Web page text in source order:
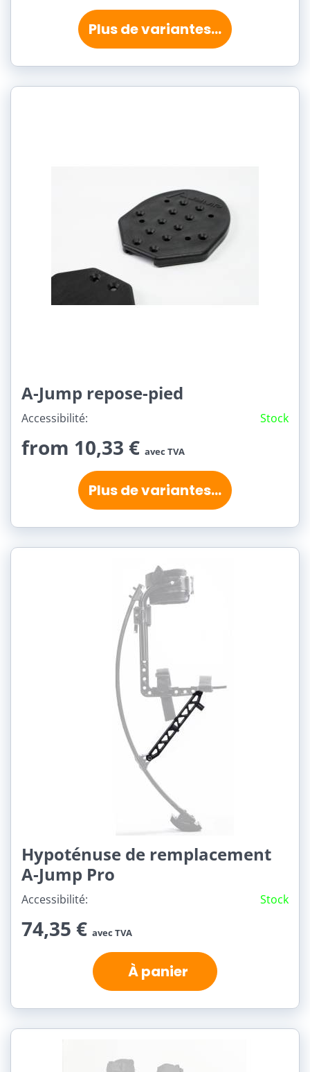
Plus de variantes...
A-Jump repose-pied
Accessibilité: Stock
from 10,33 € avec TVA
Plus de variantes...
Hypoténuse de remplacement
A-Jump Pro
Accessibilité: Stock
74,35 € avec TVA
À panier